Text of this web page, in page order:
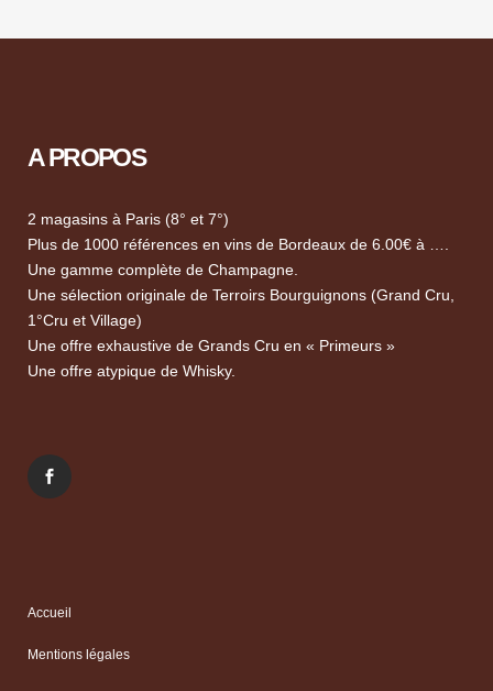
A PROPOS
2 magasins à Paris (8° et 7°)
Plus de 1000 références en vins de Bordeaux de 6.00€ à ….
Une gamme complète de Champagne.
Une sélection originale de Terroirs Bourguignons (Grand Cru,
1°Cru et Village)
Une offre exhaustive de Grands Cru en « Primeurs »
Une offre atypique de Whisky.
Accueil
Mentions légales